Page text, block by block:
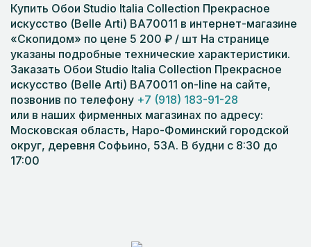
Купить Обои Studio Italia Collection Прекрасное
искусство (Belle Arti) BA70011 в интернет-магазине
«Скопидом» по цене 5 200 ₽ / шт На странице
указаны подробные технические характеристики.
Заказать Обои Studio Italia Collection Прекрасное
искусство (Belle Arti) BA70011 on-line на сайте,
позвонив по телефону +7 (918) 183-91-28
или в наших фирменных магазинах по адресу:
Московская область, Наро-Фоминский городской
округ, деревня Софьино, 53А. В будни с 8:30 до
17:00